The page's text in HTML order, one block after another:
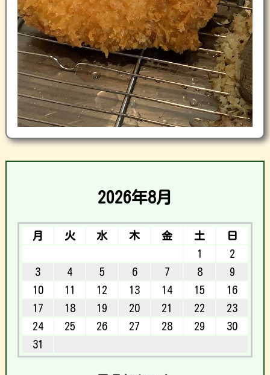
2026年8月
月 火 水 木 金 土
日
1
2
3
4 5 6 7 8
9
10
11 12 13 14 15
16
17
18 19 20 21 22
23
24
25 26 27 28 29
30
31